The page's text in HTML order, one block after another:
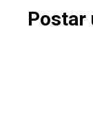
Postar